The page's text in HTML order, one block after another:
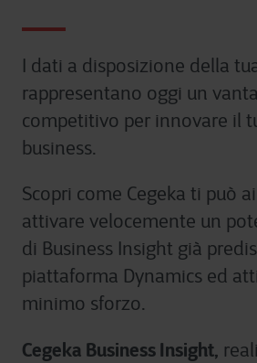
I dati a disposizione della
rappresentano oggi un
competitivo per innovare il
business.
Scopri come Cegeka ti può
attivare velocemente un
di Business Insight già
piattaforma Dynamics ed
minimo sforzo.
Cegeka Business Insight,